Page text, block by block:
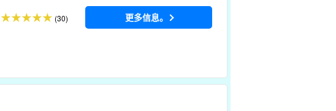
(30) 更多信息。